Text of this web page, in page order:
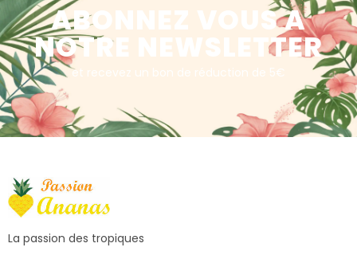
ABONNEZ VOUS A
NOTRE NEWSLETTER
et recevez un bon de réduction de 5€
La passion des tropiques